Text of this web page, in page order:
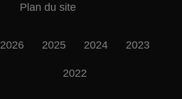
Plan du site
2026 2025 2024 2023
2022